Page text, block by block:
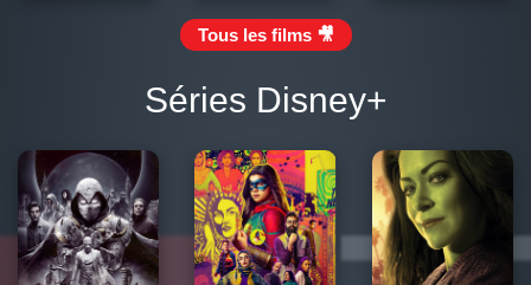
Tous les films 🎥
Séries Disney+